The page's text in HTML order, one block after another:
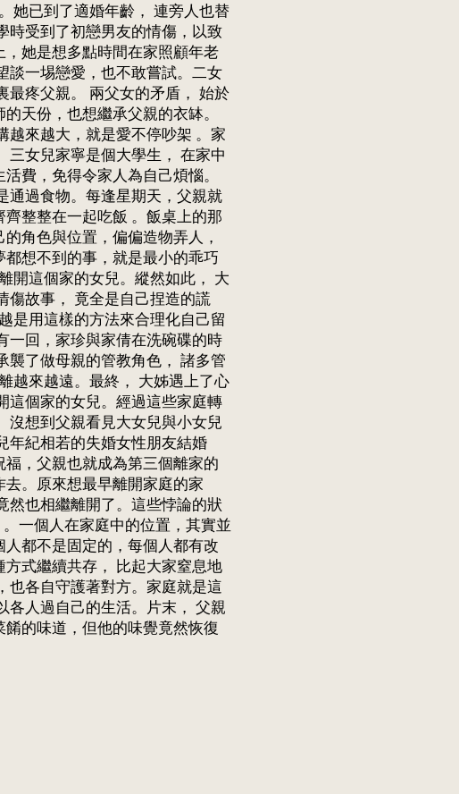
她已到了適婚年齡， 連旁人也替
時受到了初戀男友的情傷，以致
她是想多點時間在家照顧年老
談一埸戀愛，也不敢嘗試。二女
最疼父親。 兩父女的矛盾， 始於
天份，也想繼承父親的衣缽。
越來越大，就是愛不停吵架 。家
三女兒家寧是個大學生， 在家中
費，免得令家人為自己煩惱。
通過食物。每逢星期天，父親就
整整在一起吃飯 。飯桌上的那
角色與位置，偏偏造物弄人，
想不到的事，就是最小的乖巧
開這個家的女兒。縱然如此， 大
傷故事， 竟全是自己捏造的謊
是用這樣的方法來合理化自己留
一回，家珍與家倩在洗碗碟的時
襲了做母親的管教角色， 諸多管
越來越遠。最終， 大姊遇上了心
這個家的女兒。經過這些家庭轉
沒想到父親看見大女兒與小女兒
年紀相若的失婚女性朋友結婚
，父親也就成為第三個離家的
。原來想最早離開家庭的家
然也相繼離開了。這些悖論的狀
一個人在家庭中的位置，其實並
都不是固定的，每個人都有改
式繼續共存， 比起大家窒息地
也各自守護著對方。家庭就是這
各人過自己的生活。片末， 父親
的味道，但他的味覺竟然恢復